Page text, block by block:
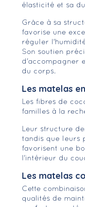
élasticité et sa
Grâce à sa
favorise une
réguler
Son soutien
d'accompagner
du corps.
Les matelas
Les fibres de
familles à la
Leur structure
tandis que leurs
favorisent une
l'intérieur du
Les matelas
Cette
qualités de